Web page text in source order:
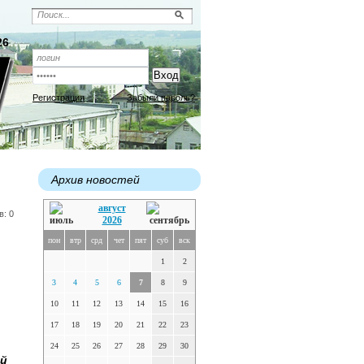
Регистрация Забыли пароль?
0
Архив новостей
август
2026
пон втр срд чет пят суб вск
1 2
3 4 5 6 7 8 9
10 11 12 13 14 15 16
17 18 19 20 21 22 23
24 25 26 27 28 29 30